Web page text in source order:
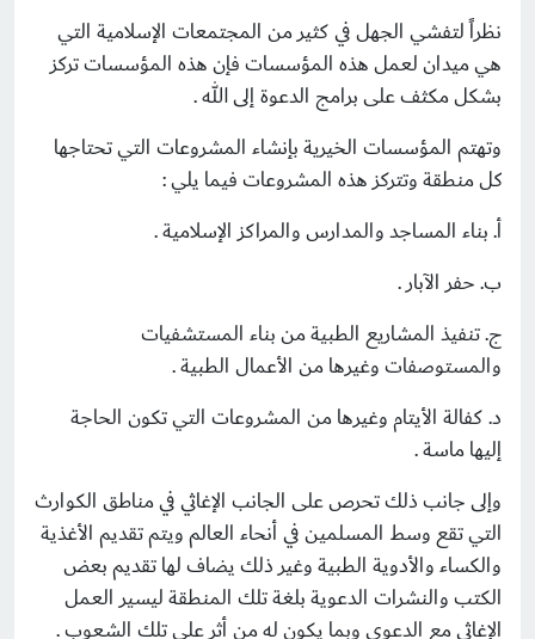
نظراً لتفشي الجهل في كثير من المجتمعات الإسلامية التي
هي ميدان لعمل هذه المؤسسات فإن هذه المؤسسات تركز
بشكل مكثف على برامج الدعوة إلى الله .
وتهتم المؤسسات الخيرية بإنشاء المشروعات التي تحتاجها
كل منطقة وتتركز هذه المشروعات فيما يلي :
‌أ. بناء المساجد والمدارس والمراكز الإسلامية .
‌ب. حفر الآبار .
‌ج. تنفيذ المشاريع الطبية من بناء المستشفيات
والمستوصفات وغيرها من الأعمال الطبية .
‌د. كفالة الأيتام وغيرها من المشروعات التي تكون الحاجة
إليها ماسة .
وإلى جانب ذلك تحرص على الجانب الإغاثي في مناطق الكوارث
التي تقع وسط المسلمين في أنحاء العالم ويتم تقديم الأغذية
والكساء والأدوية الطبية وغير ذلك يضاف لها تقديم بعض
الكتب والنشرات الدعوية بلغة تلك المنطقة ليسير العمل
الإغاثي مع الدعوي وبما يكون له من أثر على تلك الشعوب .